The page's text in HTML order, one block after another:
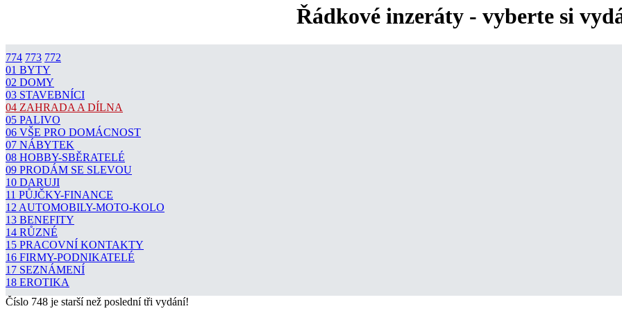
Řádkové inzeráty - vyberte si
774 773 772
01 BYTY
02 DOMY
03 STAVEBNÍCI
04 ZAHRADA A DÍLNA
05 PALIVO
06 VŠE PRO DOMÁCNOST
07 NÁBYTEK
08 HOBBY-SBĚRATELÉ
09 PRODÁM SE SLEVOU
10 DARUJI
11 PŮJČKY-FINANCE
12 AUTOMOBILY-MOTO-KOLO
13 BENEFITY
14 RŮZNÉ
15 PRACOVNÍ KONTAKTY
16 FIRMY-PODNIKATELÉ
17 SEZNÁMENÍ
18 EROTIKA
Číslo 748 je starší než poslední tři vydání!